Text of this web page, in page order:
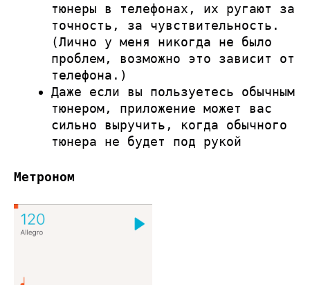
тюнеры в телефонах, их ругают за
точность, за чувствительность.
(Лично у меня никогда не было
проблем, возможно это зависит от
телефона.)
Даже если вы пользуетесь обычным
тюнером, приложение может вас
сильно выручить, когда обычного
тюнера не будет под рукой
Метроном